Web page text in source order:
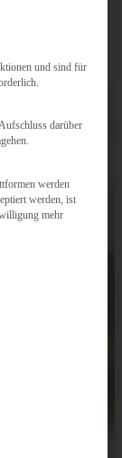
erteilt werden
und sind für
darüber
werden
werden, ist
mehr